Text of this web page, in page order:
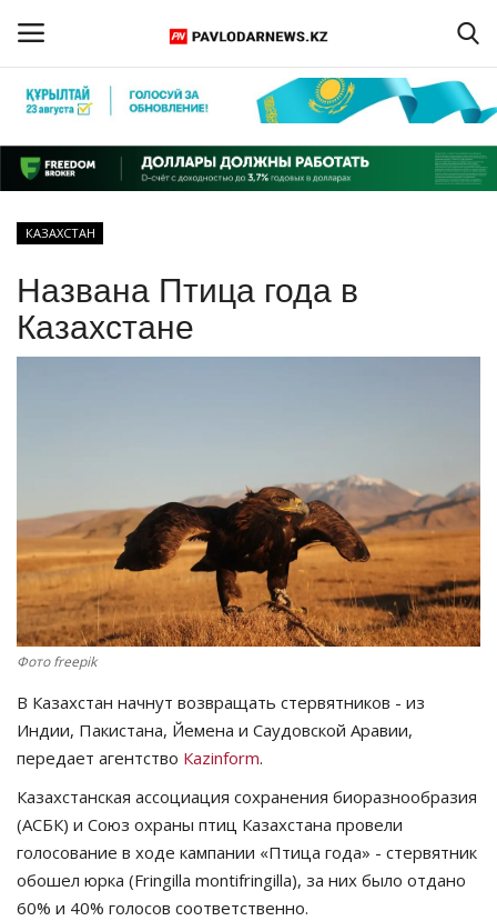
Регистрация
Главная
ПАВЛОДАРСКАЯ ОБЛАСТЬ
СПОРТ
Чек-лист
РАЗВЛЕЧЕНИЯ
OFFICIAL
Курултай
Язык
Қазақша Русский
КАЗАХСТАН
Названа Птица года в
Казахстане
Фото freepik
В Казахстан начнут возвращать стервятников - из
Индии, Пакистана, Йемена и Саудовской Аравии,
передает агентство Кazinform.
Казахстанская ассоциация сохранения биоразнообразия
(АСБК) и Союз охраны птиц Казахстана провели
голосование в ходе кампании «Птица года» - стервятник
обошел юрка (Fringilla montifringilla), за них было отдано
60% и 40% голосов соответственно.